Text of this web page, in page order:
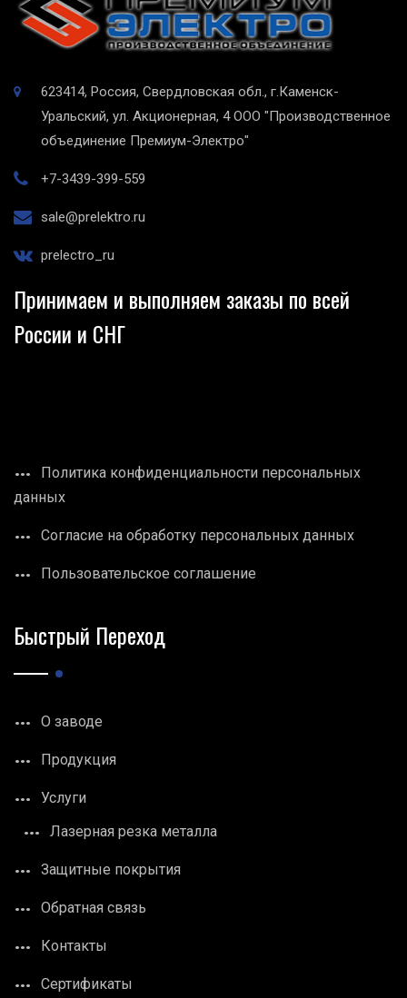
623414, Россия, Свердловская обл., г.Каменск-
Уральский, ул. Акционерная, 4 ООО "Производственное
объединение Премиум-Электро"
+7-3439-399-559
sale@prelektro.ru
prelectro_ru
Принимаем и выполняем заказы по всей
России и СНГ
Политика конфиденциальности персональных
данных
Согласие на обработку персональных данных
Пользовательское соглашение
Быстрый Переход
О заводе
Продукция
Услуги
Лазерная резка металла
Защитные покрытия
Обратная связь
Контакты
Сертификаты